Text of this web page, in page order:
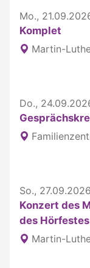
Mo.,
Komplet
Martin-
Do.,
So.,
Konzert des
des Hörfestes
Martin-